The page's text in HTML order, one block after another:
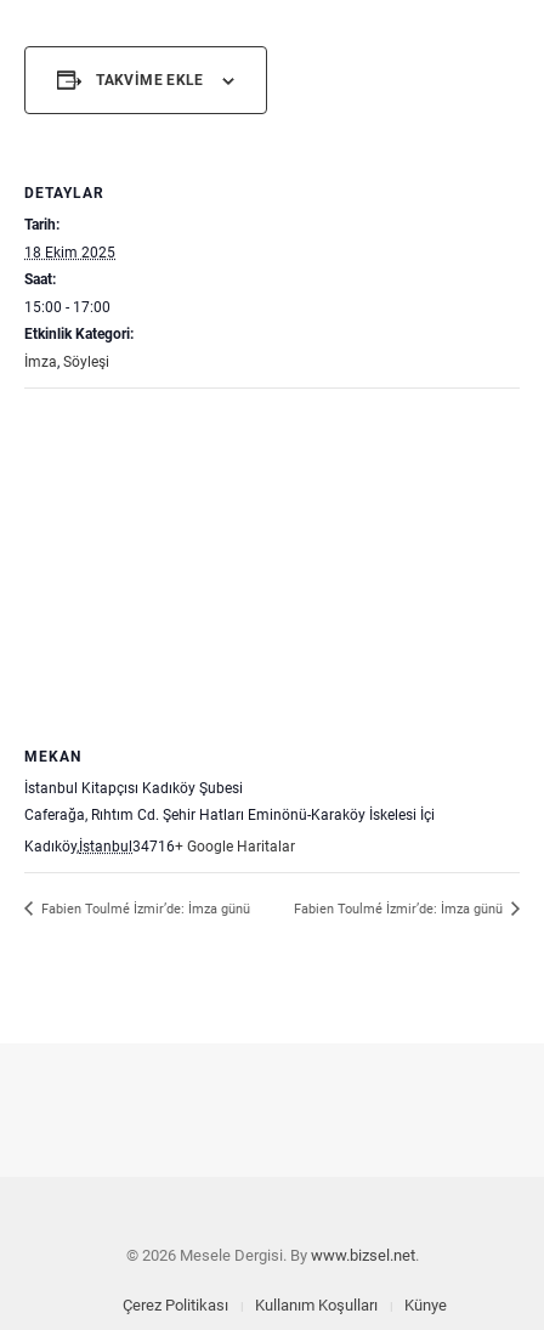
TAKVIME EKLE
DETAYLAR
Tarih:
18 Ekim 2025
Saat:
15:00 - 17:00
Etkinlik Kategori:
İmza, Söyleşi
MEKAN
İstanbul Kitapçısı Kadıköy Şubesi
Caferağa, Rıhtım Cd. Şehir Hatları Eminönü-Karaköy İskelesi İçi
Kadıköy, İstanbul 34716+ Google Haritalar
Fabien Toulmé İzmir’de: İmza günü Fabien Toulmé İzmir’de: İmza günü
© 2026 Mesele Dergisi. By www.bizsel.net.
Çerez Politikası Kullanım Koşulları
Künye